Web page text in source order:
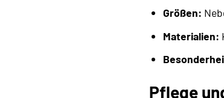
Größen:
Materialien:
Pflege